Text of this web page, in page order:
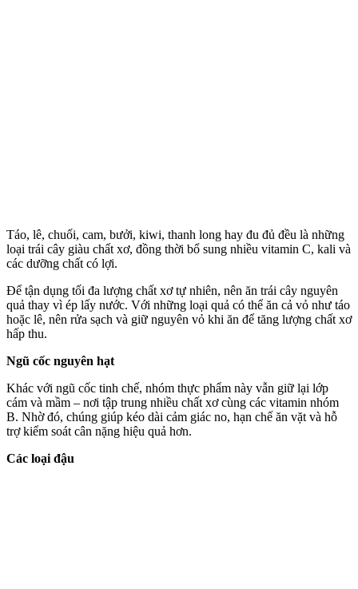
Táo, lê, chuối, cam, bưởi, kiwi, thanh long hay đu đủ đều là những
loại trái cây giàu chất xơ, đồng thời bổ sung nhiều vitamin C, kali và
các dưỡng chất có lợi.
Để tận dụng tối đa lượng chất xơ tự nhiên, nên ăn trái cây nguyên
quả thay vì ép lấy nước. Với những loại quả có thể ăn cả vỏ như táo
hoặc lê, nên rửa sạch và giữ nguyên vỏ khi ăn để tăng lượng chất xơ
hấp thu.
Ngũ cốc nguyên hạt
Khác với ngũ cốc tinh chế, nhóm thực phẩm này vẫn giữ lại lớp
cám và mầm – nơi tập trung nhiều chất xơ cùng các vitamin nhóm
B. Nhờ đó, chúng giúp kéo dài cảm giác no, hạn chế ăn vặt và hỗ
trợ kiểm soát cân nặng hiệu quả hơn.
Các loại đậu